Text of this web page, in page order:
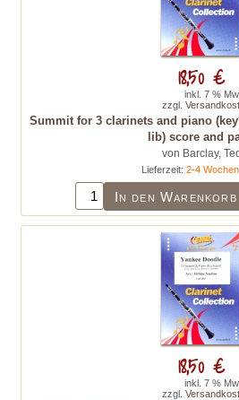
Summit for 3 clarinets and piano
lib) score and
von Barclay, Ted
Lieferzeit: 2-4 Wochen
In den Warenkorb
18,50 €
inkl. 7 %
zzgl.
18,50 €
inkl. 7 %
zzgl.